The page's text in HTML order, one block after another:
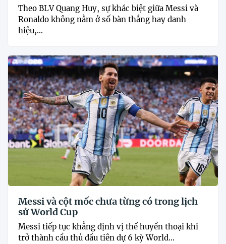
Theo BLV Quang Huy, sự khác biệt giữa Messi và
Ronaldo không nằm ở số bàn thắng hay danh
hiệu,...
Messi và cột mốc chưa từng có trong lịch
sử World Cup
Messi tiếp tục khẳng định vị thế huyền thoại khi
trở thành cầu thủ đầu tiên dự 6 kỳ World...